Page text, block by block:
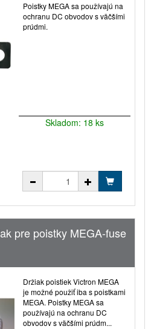
Poistky MEGA sa používajú na
ochranu DC obvodov s väčšími
prúdmi.
Skladom: 18 ks
pre poistky MEGA-fuse
Držiak poistiek Victron MEGA
je možné použiť iba s poistkami
MEGA. Poistky MEGA sa
používajú na ochranu DC
obvodov s väčšími prúdm...